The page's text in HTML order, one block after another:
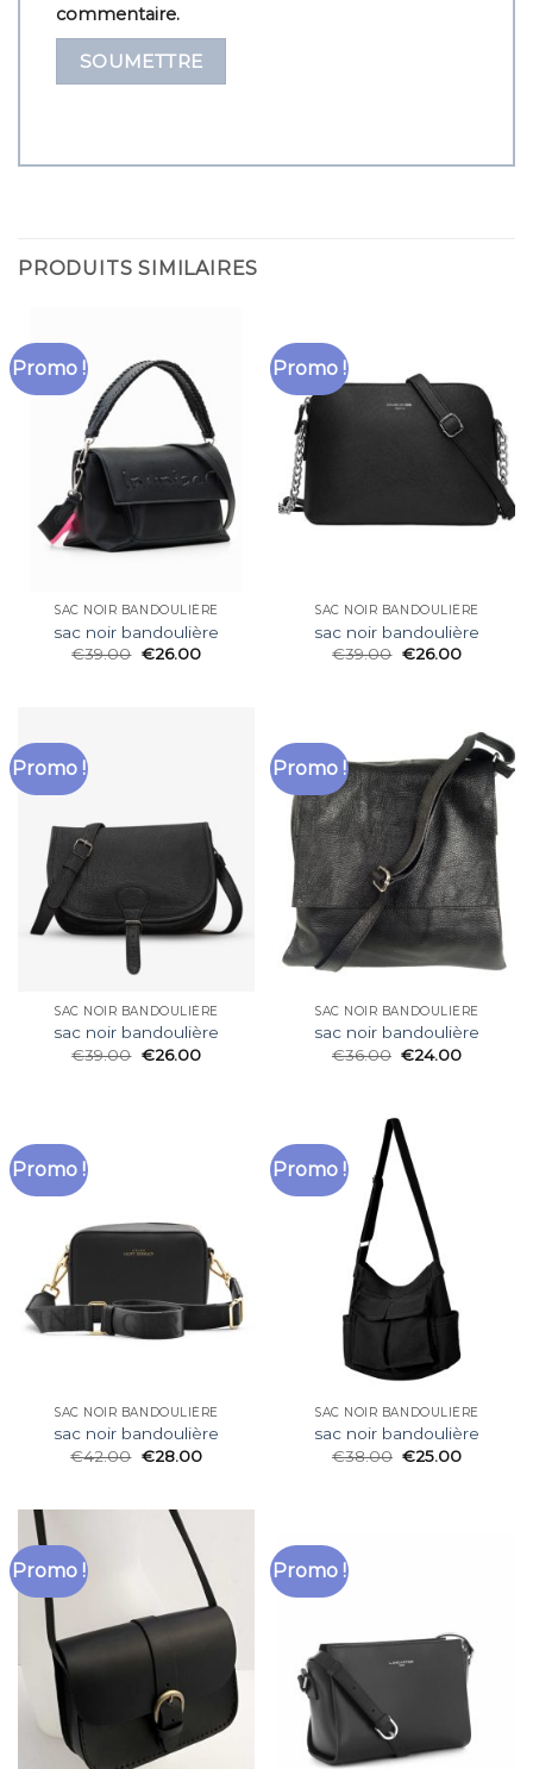
commentaire.
PRODUITS SIMILAIRES
Promo !
SAC NOIR BANDOULIÈRE
sac noir bandoulière
€39.00 €26.00
Promo !
SAC NOIR BANDOULIÈRE
sac noir bandoulière
€39.00 €26.00
Promo !
SAC NOIR BANDOULIÈRE
sac noir bandoulière
€39.00 €26.00
Promo !
SAC NOIR BANDOULIÈRE
sac noir bandoulière
€36.00 €24.00
Promo !
SAC NOIR BANDOULIÈRE
sac noir bandoulière
€42.00 €28.00
Promo !
SAC NOIR BANDOULIÈRE
sac noir bandoulière
€38.00 €25.00
Promo ! Promo !